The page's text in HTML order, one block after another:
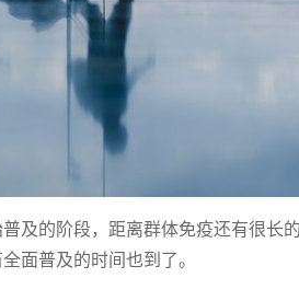
及的阶段，距离群体免疫还有很
面普及的时间也到了。